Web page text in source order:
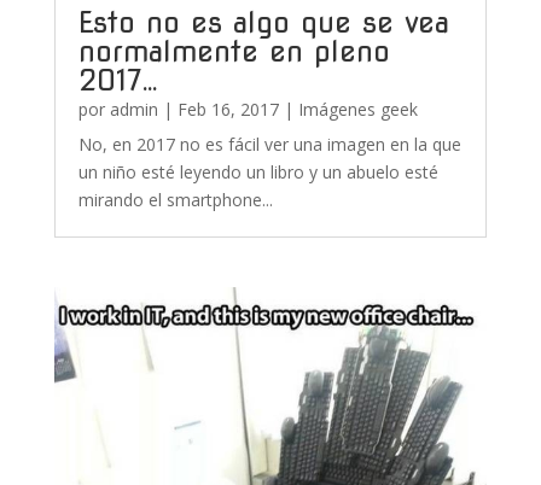
Esto no es algo que se vea
normalmente en pleno
2017…
por admin | Feb 16, 2017| Imágenes geek
No, en 2017 no es fácil ver una imagen en la que
un niño esté leyendo un libro y un abuelo esté
mirando el smartphone...